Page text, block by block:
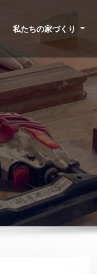
私たちの家づくり